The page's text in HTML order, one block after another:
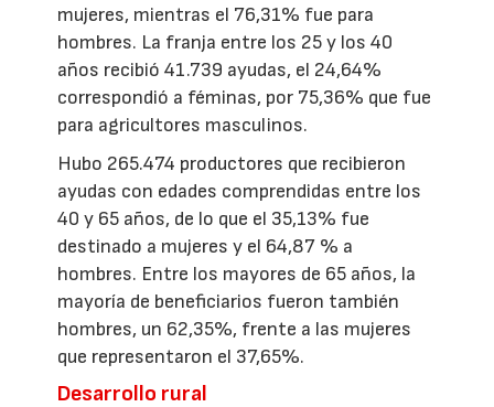
mujeres, mientras el 76,31% fue para
hombres. La franja entre los 25 y los 40
años recibió 41.739 ayudas, el 24,64%
correspondió a féminas, por 75,36% que fue
para agricultores masculinos.
Hubo 265.474 productores que recibieron
ayudas con edades comprendidas entre los
40 y 65 años, de lo que el 35,13% fue
destinado a mujeres y el 64,87 % a
hombres. Entre los mayores de 65 años, la
mayoría de beneficiarios fueron también
hombres, un 62,35%, frente a las mujeres
que representaron el 37,65%.
Desarrollo rural